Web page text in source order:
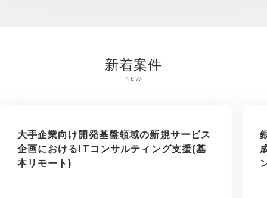
新着案件
NEW
大手企業向け開発基盤領域の新規サービス
企画におけるITコンサルティング支援(基
本リモート)